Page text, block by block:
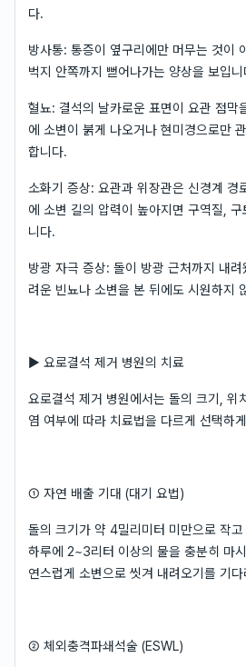
다.
방사통: 통증이 옆구리에만 머무는 것이
벅지 안쪽까지 뻗어나가는 양상을 보입니
혈뇨: 결석의 날카로운 표면이 요관 점막
에 소변이 붉게 나오거나 현미경으로만
합니다.
소화기 증상: 요관과 위장관은 신경계 경
에 소변 길의 압력이 높아지면 구역질,
니다.
방광 자극 증상: 돌이 방광 근처까지 내
려운 빈뇨나 소변을 본 뒤에도 시원하지
▶ 요로결석 제거 병원의 치료
요로결석 제거 병원에서는 돌의 크기, 위
염 여부에 따라 치료법을 다르게 선택하
① 자연 배출 기대 (대기 요법)
돌의 크기가 약 4밀리미터 미만으로 작고
하루에 2~3리터 이상의 물을 충분히 마
연스럽게 소변으로 씻겨 내려오기를 기
② 체외충격파쇄석술 (ESWL)